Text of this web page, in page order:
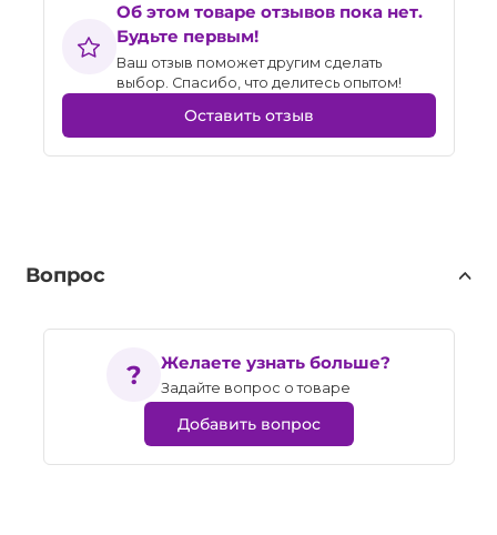
Об этом товаре отзывов пока нет.
Будьте первым!
Ваш отзыв поможет другим сделать
выбор. Спасибо, что делитесь опытом!
Оставить отзыв
Вопрос
Желаете узнать больше?
Задайте вопрос о товаре
Добавить вопрос